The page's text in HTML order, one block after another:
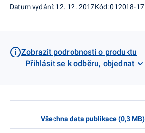
Datum vydání: 12. 12. 2017Kód: 012018-17
Zobrazit podrobnosti o produktu
Přihlásit se k odběru, objednat
Všechna data publikace (0,3 MB)